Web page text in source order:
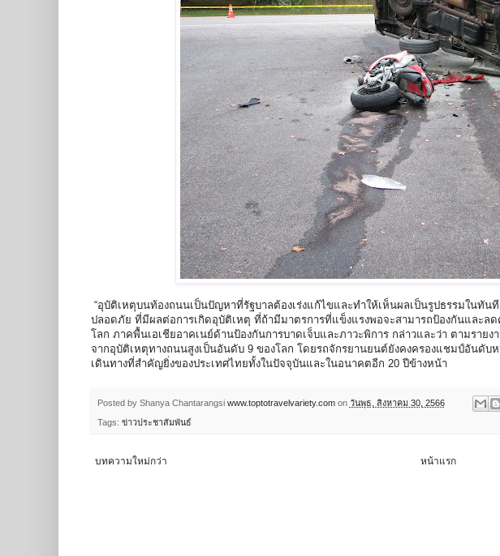
“อุบัติเหตุบนท้องถนนเป็นปัญหาที่รัฐบาลต้องเร่งแก้ไขและทำให้เห็นผลเป็นรูปธรรมในทัน
ปลอดภัย ที่มีผลต่อการเกิดอุบัติเหตุ ที่ถ้ามีมาตรการที่แข็งแรงพอจะสามารถป้องกันและล
โลก ภาคพื้นเอเชียอาคเนย์ด้านป้องกันการบาดเจ็บและภาวะพิการ กล่าวและว่า ตามราย
จากอุบัติเหตุทางถนนสูงเป็นอันดับ 9 ของโลก โดยรถจักรยานยนต์ยังคงครองแชมป์อันดับ
เดินทางที่สำคัญยิ่งของประเทศไทยทั้งในปัจจุบันและในอนาคตอีก 20 ปีข้างหน้า
Posted by Shanya Chantarangsi www.toptotravelvariety.com on วันพุธ, สิงหาคม 30, 2566
Tags: ข่าวประชาสัมพันธ์
บทความใหม่กว่า หน้าแรก